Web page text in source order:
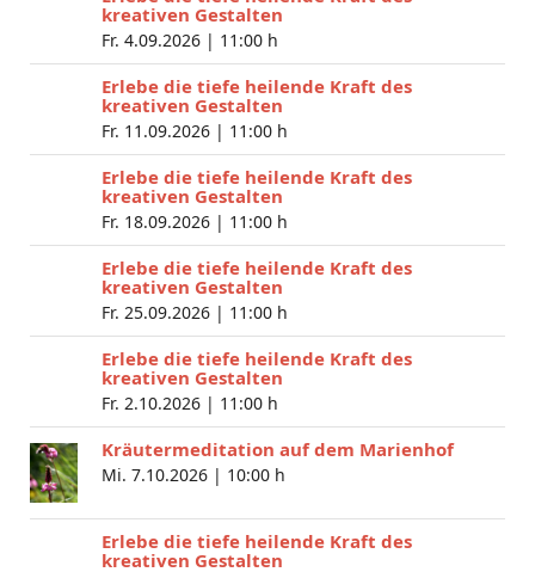
kreativen Gestalten
Fr. 4.09.2026 | 11:00 h
Erlebe die tiefe heilende Kraft des
kreativen Gestalten
Fr. 11.09.2026 | 11:00 h
Erlebe die tiefe heilende Kraft des
kreativen Gestalten
Fr. 18.09.2026 | 11:00 h
Erlebe die tiefe heilende Kraft des
kreativen Gestalten
Fr. 25.09.2026 | 11:00 h
Erlebe die tiefe heilende Kraft des
kreativen Gestalten
Fr. 2.10.2026 | 11:00 h
Kräutermeditation auf dem Marienhof
Mi. 7.10.2026 | 10:00 h
Erlebe die tiefe heilende Kraft des
kreativen Gestalten